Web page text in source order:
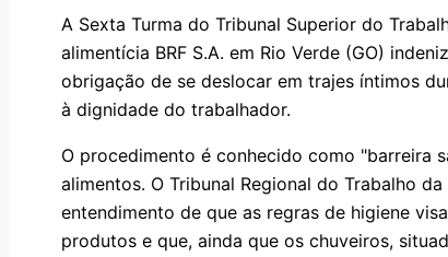
A Sexta Turma do Tribunal Superior do
alimentícia BRF S.A. em Rio Verde (GO)
obrigação de se deslocar em trajes íntimos
à dignidade do trabalhador.
O procedimento é conhecido como "barreira
alimentos. O Tribunal Regional do Trabalho
entendimento de que as regras de higiene
produtos e que, ainda que os chuveiros,